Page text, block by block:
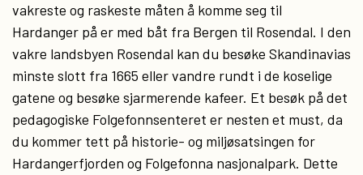
vakreste og raskeste måten å komme seg til
Hardanger på er med båt fra Bergen til Rosendal. I den
vakre landsbyen Rosendal kan du besøke Skandinavias
minste slott fra 1665 eller vandre rundt i de koselige
gatene og besøke sjarmerende kafeer. Et besøk på det
pedagogiske Folgefonnsenteret er nesten et must, da
du kommer tett på historie- og miljøsatsingen for
Hardangerfjorden og Folgefonna nasjonalpark. Dette